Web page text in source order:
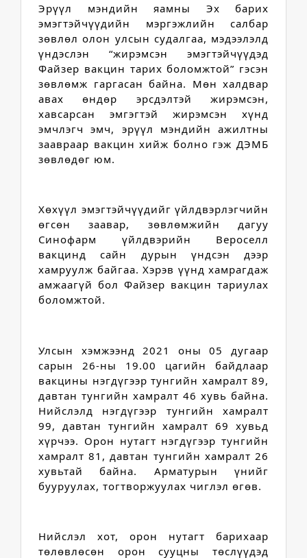
Эрүүл мэндийн яамны Эх барих
эмэгтэйчүүдийн мэргэжлийн салбар
зөвлөл олон улсын судалгаа, мэдээлэлд
үндэслэн “жирэмсэн эмэгтэйчүүдэд
Файзер вакцин тарих боломжтой” гэсэн
зөвлөмж гаргасан байна. Мөн халдвар
авах өндөр эрсдэлтэй жирэмсэн,
хавсарсан эмгэгтэй жирэмсэн хүнд
эмчлэгч эмч, эрүүл мэндийн ажилтны
заавраар вакцин хийж болно гэж ДЭМБ
зөвлөдөг юм.
Хөхүүл эмэгтэйчүүдийг үйлдвэрлэгчийн
өгсөн заавар, зөвлөмжийн дагуу
Синофарм үйлдвэрийн Вероселл
вакцинд сайн дурын үндсэн дээр
хамруулж байгаа. Хэрэв үүнд хамрагдаж
амжаагүй бол Файзер вакцин тариулах
боломжтой.
Улсын хэмжээнд 2021 оны 05 дугаар
сарын 26-ны 19.00 цагийн байдлаар
вакцины нэгдүгээр тунгийн хамралт 89,
давтан тунгийн хамралт 46 хувь байна.
Нийслэлд нэгдүгээр тунгийн хамралт
99, давтан тунгийн хамралт 69 хувьд
хүрчээ. Орон нутагт нэгдүгээр тунгийн
хамралт 81, давтан тунгийн хамралт 26
хувьтай байна. Арматурын үнийг
бууруулах, тогтворжуулах чиглэл өгөв.
Нийслэл хот, орон нутагт барихаар
төлөвлөсөн орон сууцны төслүүдэд